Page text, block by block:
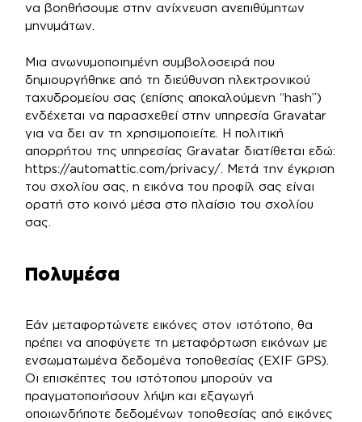
να βοηθήσουμε στην ανίχνευση ανεπιθύμητων
μηνυμάτων.
Μια ανωνυμοποιημένη συμβολοσειρά που
δημιουργήθηκε από τη διεύθυνση ηλεκτρονικού
ταχυδρομείου σας (επίσης αποκαλούμενη “hash”)
ενδέχεται να παρασχεθεί στην υπηρεσία Gravatar
για να δει αν τη χρησιμοποιείτε. Η πολιτική
απορρήτου της υπηρεσίας Gravatar διατίθεται εδώ:
https://automattic.com/privacy/. Μετά την έγκριση
του σχολίου σας, η εικόνα του προφίλ σας είναι
ορατή στο κοινό μέσα στο πλαίσιο του σχολίου
σας.
Πολυμέσα
Εάν μεταφορτώνετε εικόνες στον ιστότοπο, θα
πρέπει να αποφύγετε τη μεταφόρτωση εικόνων με
ενσωματωμένα δεδομένα τοποθεσίας (EXIF GPS).
Οι επισκέπτες του ιστότοπου μπορούν να
πραγματοποιήσουν λήψη και εξαγωγή
οποιωνδήποτε δεδομένων τοποθεσίας από εικόνες